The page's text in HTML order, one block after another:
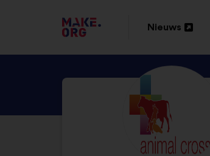
GA
NAAR
DE
HOMEPAGE
MAKE.ORG
Nieuws
nieuw
tabblad
PROFIEL
VAN